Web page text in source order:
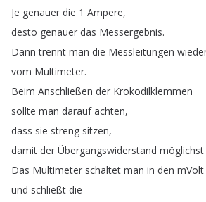
Je genauer die 1 Ampere,
desto genauer das Messergebnis.
Dann trennt man die Messleitungen
vom Multimeter.
Beim Anschließen der Krokodilklemmen
sollte man darauf achten,
dass sie streng sitzen,
damit der Übergangswiderstand möglichst
Das Multimeter schaltet man in den mVolt
und schließt die